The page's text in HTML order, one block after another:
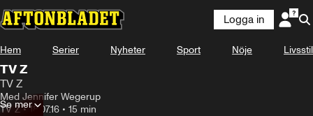
Logga in
Hem Serier Nyheter Sport Nöje Livsstil
TV Z
TV Z
Med Jennifer Wegerup
TV Z•18.07.16 • 15 min
Se mer